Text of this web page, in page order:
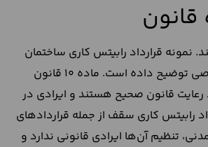
قانون
نمونه قرارداد رابیتس کاری ساختمان
یک قرارداد خصوصی محسوب می‌شود و ماده 10 قانون مدنی درباره قراردادهای خصوصی توضیح داده است. ماده 10 قانون
قانون صحیح هستند و ایرادی در
رابیتس کاری سقف از جمله قراردادهای
شرایط قانونی بودن قرارداد و با اشاره به ماده 10 قانون مدنی، تنظیم آن‌ها ایرادی قانونی ندارد و